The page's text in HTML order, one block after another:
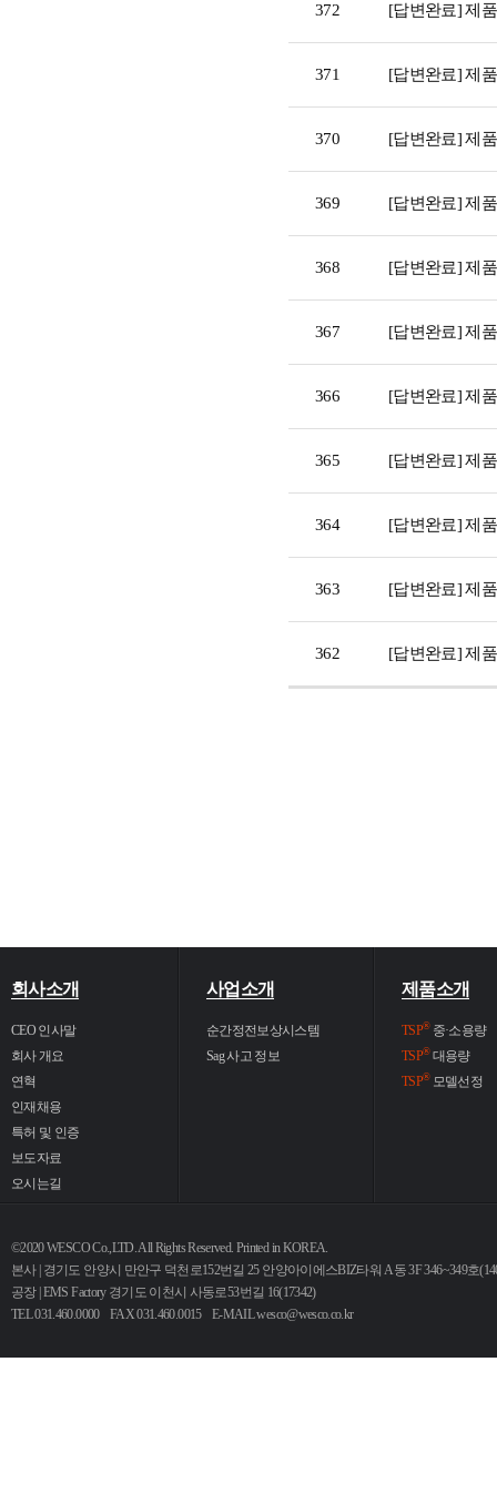
372 [답변완료] 제
371 [답변완료] 제
370 [답변완료] 제
369 [답변완료] 제
368 [답변완료] 제
367 [답변완료] 제
366 [답변완료] 제
365 [답변완료] 제
364 [답변완료] 제
363 [답변완료] 제
362 [답변완료] 제
회사소개
CEO 인사말
회사 개요
연혁
인재채용
특허 및 인증
보도자료
오시는길
사업소개
순간정전보상시스템
Sag 사고 정보
제품소개
TSP®중·소용량
TSP®대용량
TSP®모델선정
©2020 WESCO Co.,LTD. All Rights Reserved. Printed in KOREA.
본사 | 경기도 안양시 만안구 덕천로152번길 25 안양아이에스BIZ타워 A동 3F 346~349호
공장 | EMS Factory 경기도 이천시 사동로53번길 16(17342)
TEL 031.460.0000 FAX 031.460.0015 E-MAILwesco@wesco.co.kr